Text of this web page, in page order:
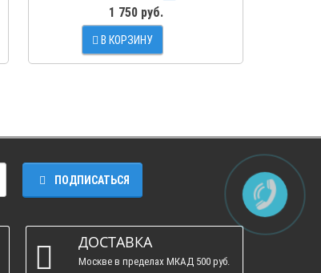
1 750 руб.
В КОРЗИНУ
ПОДПИСАТЬСЯ
ДОСТАВКА
Москве в пределах МКАД 500 руб.